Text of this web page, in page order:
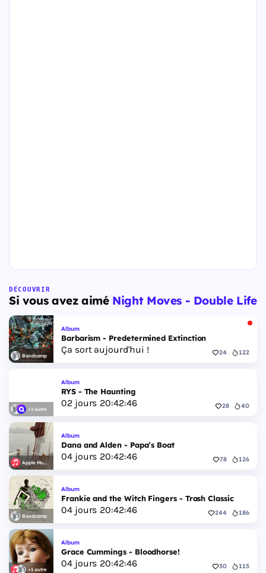
DÉCOUVRIR
Si vous avez aimé Night Moves - Double Life
Bandcamp
Album
Barbarism - Predetermined Extinction
Ça sort aujourd'hui ! 24 122
+1 autre
Album
RYS - The Haunting
02jours 20:42:45 28 40
Apple Music
Album
Dana and Alden - Papa’s Boat
04jours 20:42:45 78 126
Bandcamp
Album
Frankie and the Witch Fingers - Trash Classic
04jours 20:42:45 244 186
+1 autre
Album
Grace Cummings - Bloodhorse!
04jours 20:42:45 30 115